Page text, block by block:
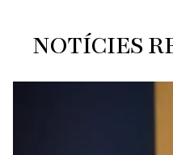
NOTÍCIES